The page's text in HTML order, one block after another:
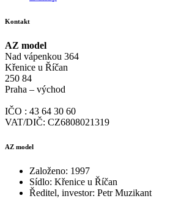
Kontakt
AZ model
Nad vápenkou 364
Křenice u Říčan
250 84
Praha – východ
IČO : 43 64 30 60
VAT/DIČ: CZ6808021319
AZ model
Založeno: 1997
Sídlo: Křenice u Říčan
Ředitel, investor: Petr Muzikant